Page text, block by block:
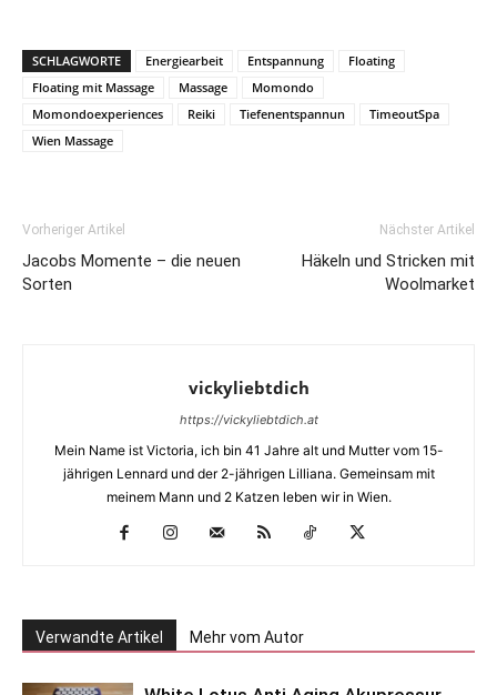
SCHLAGWORTE Energiearbeit Entspannung
Floating
Floating mit Massage
Massage
Momondo
Momondoexperiences
Reiki Tiefenentspannun
TimeoutSpa
Wien Massage
Vorheriger Artikel
Jacobs Momente – die neuen
Sorten
Nächster Artikel
Häkeln und Stricken mit
Woolmarket
vickyliebtdich
https://vickyliebtdich.at
Mein Name ist Victoria, ich bin 41 Jahre alt und Mutter vom 15-
jährigen Lennard und der 2-jährigen Lilliana. Gemeinsam mit
meinem Mann und 2 Katzen leben wir in Wien.
Verwandte Artikel Mehr vom Autor